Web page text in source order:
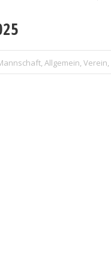
, Allgemein, Verein,